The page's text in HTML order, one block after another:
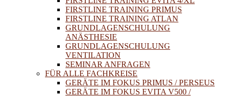
FIRSTLINE TRAINING PRIMUS
FIRSTLINE TRAINING ATLAN
GRUNDLAGENSCHULUNG
ANÄSTHESIE
GRUNDLAGENSCHULUNG
VENTILATION
SEMINAR ANFRAGEN
FÜR ALLE FACHKREISE
GERÄTE IM FOKUS PRIMUS / PERSEUS
GERÄTE IM FOKUS EVITA V500 /